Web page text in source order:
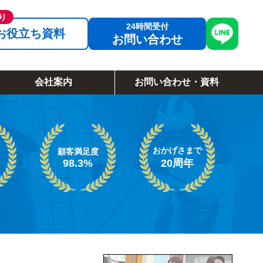
役立ち資料 お問い合わせ
会社案内 お問い合わせ・資料
顧客満足度
98.3%
おかげさまで
20周年